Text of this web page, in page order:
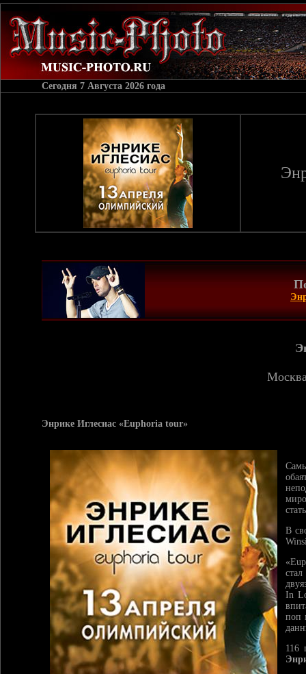
Сегодня 7 Августа 2026 года
Энрике Иглесиас «Euphoria tour»
В
In
поп
116